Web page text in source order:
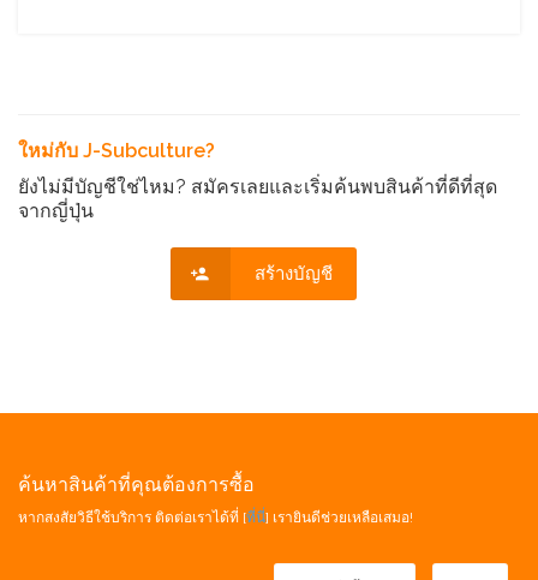
ใหม่กับ J-Subculture?
ยังไม่มีบัญชีใช่ไหม? สมัครเลยและเริ่มค้นพบสินค้าที่ดีที่สุด
จากญี่ปุ่น
สร้างบัญชี
ค้นหาสินค้าที่คุณต้องการซื้อ
หากสงสัยวิธีใช้บริการ ติดต่อเราได้ที่ [ที่นี่] เรายินดีช่วยเหลือเสมอ!